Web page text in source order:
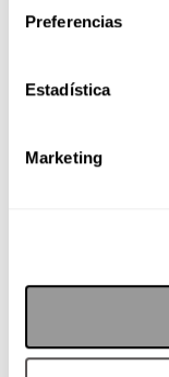
Preferencias
Estadística
Marketing
Actualmente
CRISPR, de
Algunas
lo que eso
los miren